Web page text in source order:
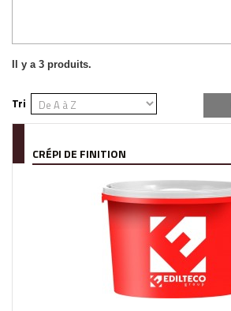
Il y a 3 produits.
Tri
CRÉPI DE FINITION